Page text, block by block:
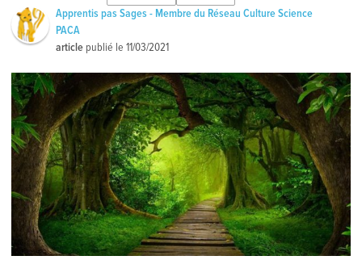
Apprentis pas Sages - Membre du Réseau Culture Science
PACA
article publié le11/03/2021